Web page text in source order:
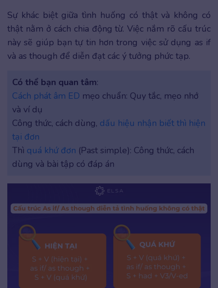
Sự khác biệt giữa tình huống có thật và không có
thật nằm ở cách chia động từ. Việc nắm rõ cấu trúc
này sẽ giúp bạn tự tin hơn trong việc sử dụng as if
và as though để diễn đạt các ý tưởng phức tạp.
Có thể bạn quan tâm:
Cách phát âm ED mẹo chuẩn: Quy tắc, mẹo nhớ
và ví dụ
Công thức, cách dùng, dấu hiệu nhận biết thì hiện
tại đơn
Thì quá khứ đơn (Past simple): Công thức, cách
dùng và bài tập có đáp án